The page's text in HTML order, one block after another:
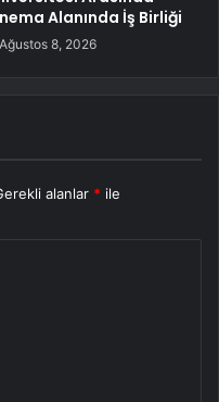
Alanında İş Birliği
Ağustos 8, 2026
alanlar * ile